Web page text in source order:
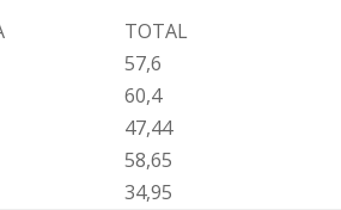
TOTAL
57,6
60,4
47,44
58,65
34,95